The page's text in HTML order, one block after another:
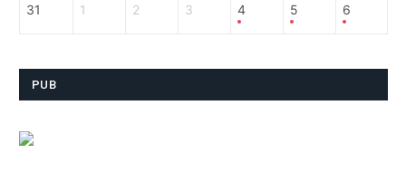
31 1 2 3 4 5 6
PUB